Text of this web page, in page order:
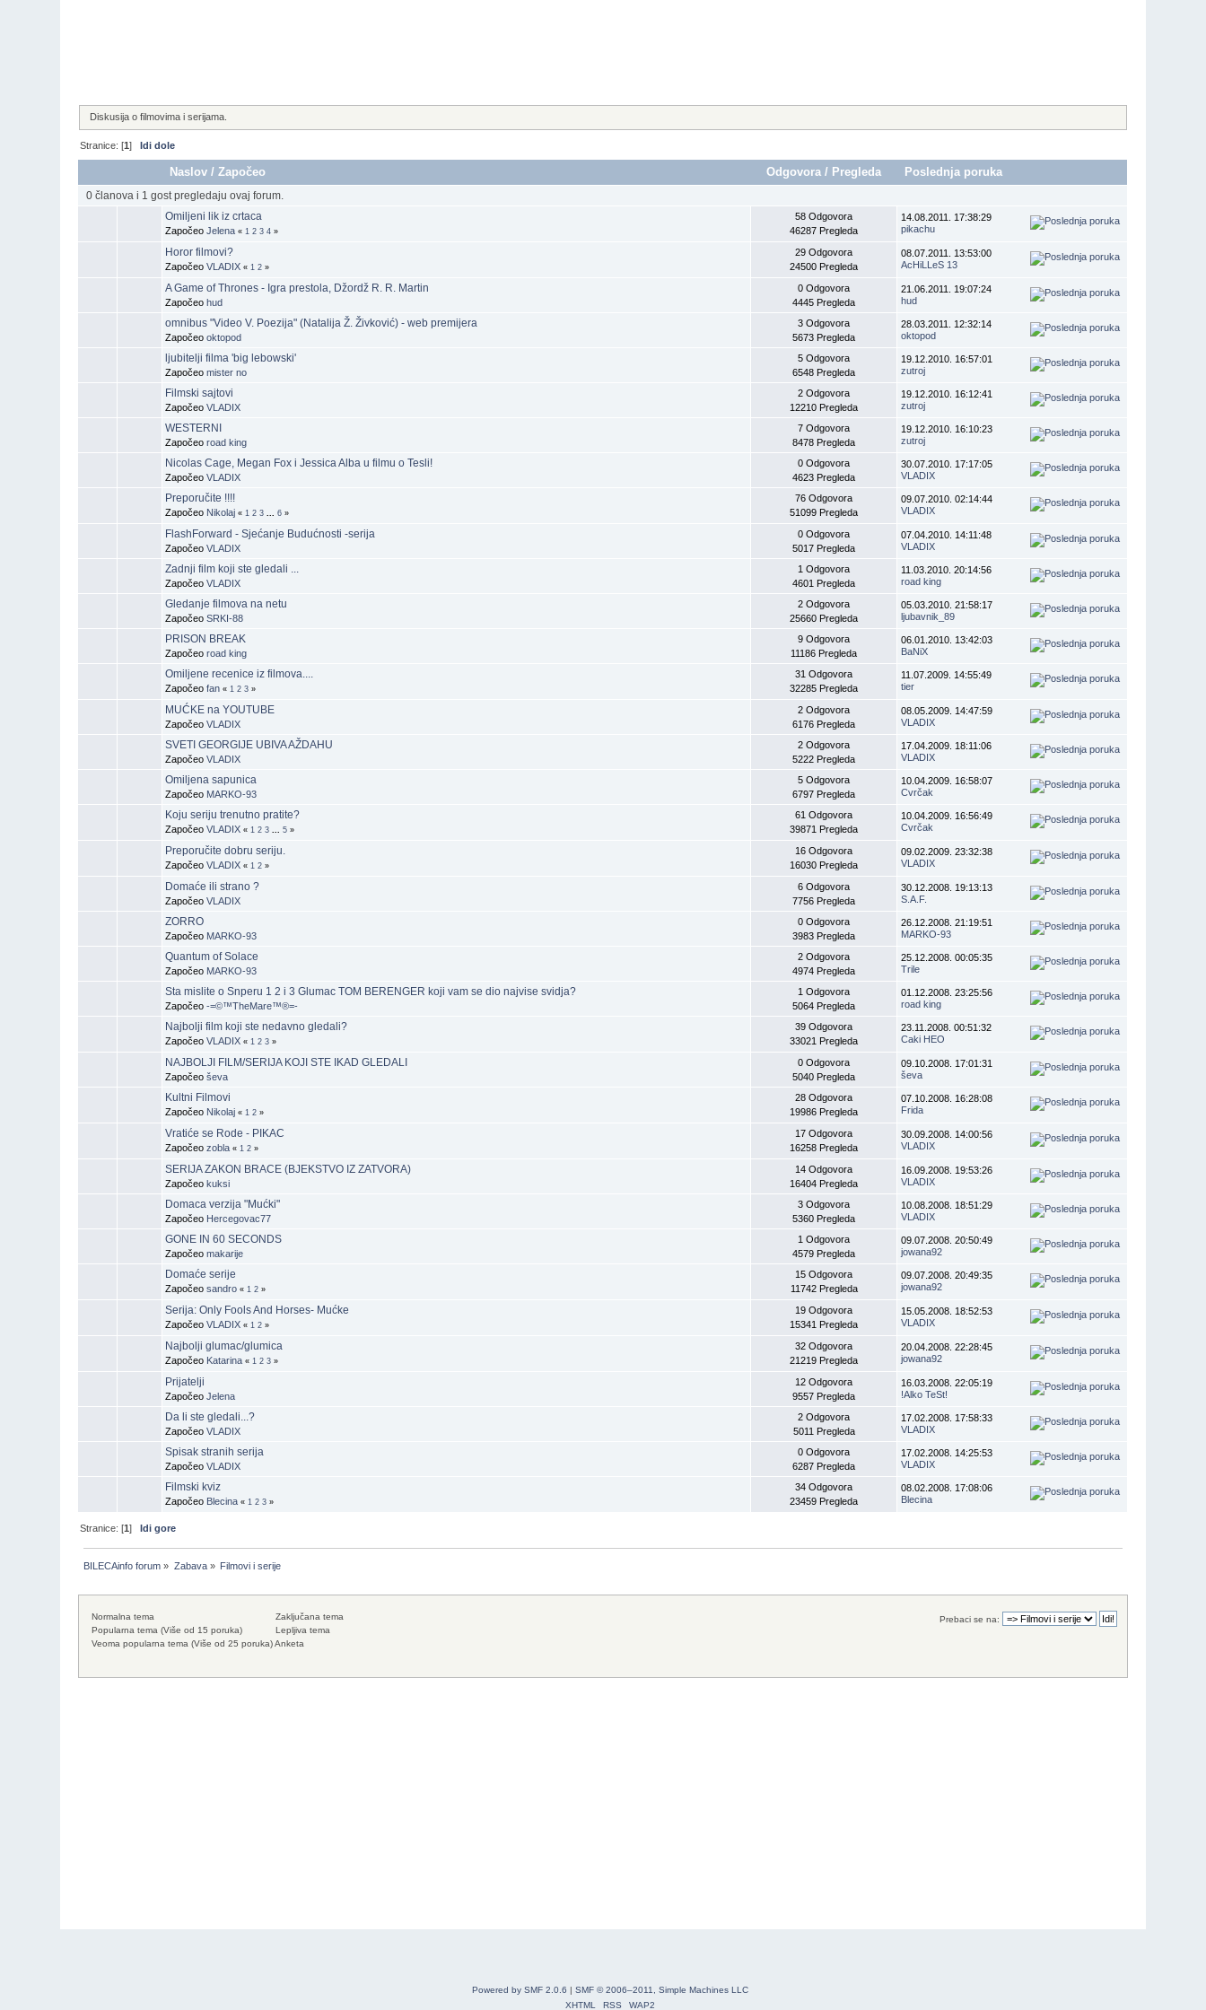
Diskusija o filmovima i serijama.
Stranice: [1]Idi dole
Naslov /Započeo Odgovora/ Pregleda Poslednja poruka
0 članova i 1 gost pregledaju ovaj forum.
Omiljeni lik iz crtaca
ZapočeoJelena « 1 2 3 4 »
58 Odgovora
46287 Pregleda
14.08.2011. 17:38:29
pikachu
Horor filmovi?
ZapočeoVLADIX « 1 2 »
29 Odgovora
24500 Pregleda
08.07.2011. 13:53:00
AcHiLLeS 13
A Game of Thrones - Igra prestola, Džordž R. R. Martin
Započeohud
0 Odgovora
4445 Pregleda
21.06.2011. 19:07:24
hud
omnibus "Video V. Poezija" (Natalija Ž. Živković) - web premijera
Započeooktopod
3 Odgovora
5673 Pregleda
28.03.2011. 12:32:14
oktopod
ljubitelji filma 'big lebowski'
Započeomister no
5 Odgovora
6548 Pregleda
19.12.2010. 16:57:01
zutroj
Filmski sajtovi
ZapočeoVLADIX
2 Odgovora
12210 Pregleda
19.12.2010. 16:12:41
zutroj
WESTERNI
Započeoroad king
7 Odgovora
8478 Pregleda
19.12.2010. 16:10:23
zutroj
Nicolas Cage, Megan Fox i Jessica Alba u filmu o Tesli!
ZapočeoVLADIX
0 Odgovora
4623 Pregleda
30.07.2010. 17:17:05
VLADIX
Preporučite !!!!
Započeo Nikolaj « 1 2 3 ...6 »
76 Odgovora
51099 Pregleda
09.07.2010. 02:14:44
VLADIX
FlashForward - Sjećanje Budućnosti -serija
ZapočeoVLADIX
0 Odgovora
5017 Pregleda
07.04.2010. 14:11:48
VLADIX
Zadnji film koji ste gledali ...
ZapočeoVLADIX
1 Odgovora
4601 Pregleda
11.03.2010. 20:14:56
road king
Gledanje filmova na netu
ZapočeoSRKI-88
2 Odgovora
25660 Pregleda
05.03.2010. 21:58:17
ljubavnik_89
PRISON BREAK
Započeoroad king
9 Odgovora
11186 Pregleda
06.01.2010. 13:42:03
BaNiX
Omiljene recenice iz filmova....
Započeofan « 1 2 3 »
31 Odgovora
32285 Pregleda
11.07.2009. 14:55:49
tier
MUĆKE na YOUTUBE
ZapočeoVLADIX
2 Odgovora
6176 Pregleda
08.05.2009. 14:47:59
VLADIX
SVETI GEORGIJE UBIVA AŽDAHU
ZapočeoVLADIX
2 Odgovora
5222 Pregleda
17.04.2009. 18:11:06
VLADIX
Omiljena sapunica
Započeo MARKO-93
5 Odgovora
6797 Pregleda
10.04.2009. 16:58:07
Cvrčak
Koju seriju trenutno pratite?
ZapočeoVLADIX « 1 2 3 ...5 »
61 Odgovora
39871 Pregleda
10.04.2009. 16:56:49
Cvrčak
Preporučite dobru seriju.
ZapočeoVLADIX « 1 2 »
16 Odgovora
16030 Pregleda
09.02.2009. 23:32:38
VLADIX
Domaće ili strano ?
ZapočeoVLADIX
6 Odgovora
7756 Pregleda
30.12.2008. 19:13:13
S.A.F.
ZORRO
Započeo MARKO-93
0 Odgovora
3983 Pregleda
26.12.2008. 21:19:51
MARKO-93
Quantum of Solace
Započeo MARKO-93
2 Odgovora
4974 Pregleda
25.12.2008. 00:05:35
Trile
Sta mislite o Snperu 1 2 i 3 Glumac TOM BERENGER koji vam se dio najvise svidja?
Započeo-=©™TheMare™®=-
1 Odgovora
5064 Pregleda
01.12.2008. 23:25:56
road king
Najbolji film koji ste nedavno gledali?
ZapočeoVLADIX « 1 2 3 »
39 Odgovora
33021 Pregleda
23.11.2008. 00:51:32
Caki HEO
NAJBOLJI FILM/SERIJA KOJI STE IKAD GLEDALI
Započeoševa
0 Odgovora
5040 Pregleda
09.10.2008. 17:01:31
ševa
Kultni Filmovi
Započeo Nikolaj « 1 2 »
28 Odgovora
19986 Pregleda
07.10.2008. 16:28:08
Frida
Vratiće se Rode - PIKAC
Započeozobla « 1 2 »
17 Odgovora
16258 Pregleda
30.09.2008. 14:00:56
VLADIX
SERIJA ZAKON BRACE (BJEKSTVO IZ ZATVORA)
Započeokuksi
14 Odgovora
16404 Pregleda
16.09.2008. 19:53:26
VLADIX
Domaca verzija "Mućki"
Započeo Hercegovac77
3 Odgovora
5360 Pregleda
10.08.2008. 18:51:29
VLADIX
GONE IN 60 SECONDS
Započeomakarije
1 Odgovora
4579 Pregleda
09.07.2008. 20:50:49
jowana92
Domaće serije
Započeosandro « 1 2 »
15 Odgovora
11742 Pregleda
09.07.2008. 20:49:35
jowana92
Serija: Only Fools And Horses- Mućke
ZapočeoVLADIX « 1 2 »
19 Odgovora
15341 Pregleda
15.05.2008. 18:52:53
VLADIX
Najbolji glumac/glumica
Započeo Katarina « 1 2 3 »
32 Odgovora
21219 Pregleda
20.04.2008. 22:28:45
jowana92
Prijatelji
ZapočeoJelena
12 Odgovora
9557 Pregleda
16.03.2008. 22:05:19
!Alko TeSt!
Da li ste gledali...?
ZapočeoVLADIX
2 Odgovora
5011 Pregleda
17.02.2008. 17:58:33
VLADIX
Spisak stranih serija
ZapočeoVLADIX
0 Odgovora
6287 Pregleda
17.02.2008. 14:25:53
VLADIX
Filmski kviz
Započeo Blecina « 1 2 3 »
34 Odgovora
23459 Pregleda
08.02.2008. 17:08:06
Blecina
Stranice: [1]Idi gore
BILECAinfo forum » Zabava» Filmovi i serije
Prebaci se na:
Normalna tema
Popularna tema (Više od 15 poruka)
Veoma popularna tema (Više od 25 poruka)
Zaključana tema
Lepljiva tema
Anketa
Powered by SMF 2.0.6 | SMF © 2006–2011, Simple Machines LLC
XHTML
RSS WAP2